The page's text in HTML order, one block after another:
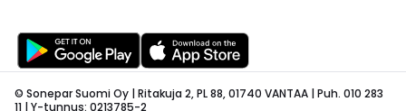
© Sonepar Suomi Oy | Ritakuja 2, PL 88, 01740 VANTAA | Puh. 010 283
11 | Y-tunnus: 0213785-2